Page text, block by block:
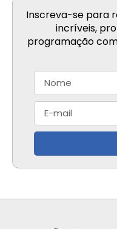
Inscreva-se para
incríveis,
programação